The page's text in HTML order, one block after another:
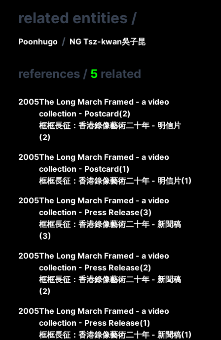
related entities /
Poonhugo / NG Tsz-kwan吳子昆
references / 5 related
2005The Long March Framed - a video
collection - Postcard(2)
框框長征：香港錄像藝術二十年 - 明信片
(2)
2005The Long March Framed - a video
collection - Postcard(1)
框框長征：香港錄像藝術二十年 - 明信片(1)
2005The Long March Framed - a video
collection - Press Release(3)
框框長征：香港錄像藝術二十年 - 新聞稿
(3)
2005The Long March Framed - a video
collection - Press Release(2)
框框長征：香港錄像藝術二十年 - 新聞稿
(2)
2005The Long March Framed - a video
collection - Press Release(1)
框框長征：香港錄像藝術二十年 - 新聞稿(1)